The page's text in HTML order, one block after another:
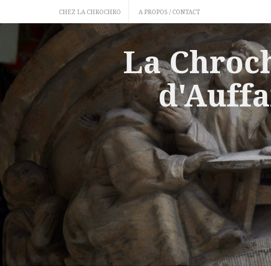
content
CHEZ LA CHROCHRO A PROPOS / CONTACT
La